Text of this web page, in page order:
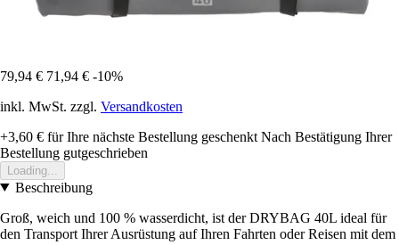
79,94 € 71,94 € -10%
inkl. MwSt. zzgl. Versandkosten
+3,60 € für Ihre nächste Bestellung geschenkt Nach Bestätigung Ihrer
Bestellung gutgeschrieben
Loading...
Beschreibung
Groß, weich und 100 % wasserdicht, ist der DRYBAG 40L ideal für
den Transport Ihrer Ausrüstung auf Ihren Fahrten oder Reisen mit dem